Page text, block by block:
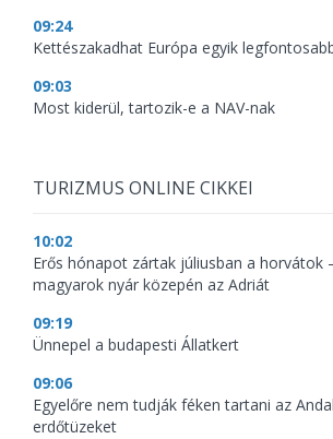
09:24
Kettészakadhat Európa egyik
09:03
Most kiderül, tartozik-e a NAV-nak
TURIZMUS ONLINE CIKKEI
10:02
Erős hónapot zártak júliusban a horvátok
magyarok nyár közepén az Adriát
09:19
Ünnepel a budapesti Állatkert
09:06
Egyelőre nem tudják féken tartani az
erdőtüzeket